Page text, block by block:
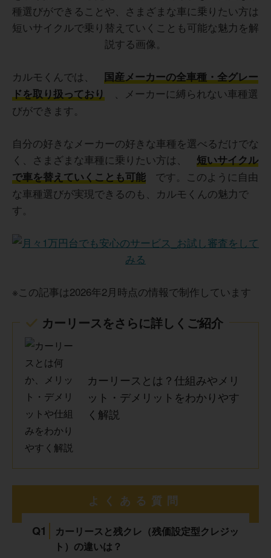
カルモくんでは、
国産メーカーの全車種・全グレー
ドを取り扱っており
、メーカーに縛られない車種選
びができます。
自分の好きなメーカーの好きな車種を選べるだけでな
く、さまざまな車種に乗りたい方は、
短いサイクル
で車を替えていくことも可能
です。このように自由
な車種選びが実現できるのも、カルモくんの魅力で
す。
※この記事は2026年2月時点の情報で制作しています
カーリースをさらに詳しくご紹介
カーリースとは？仕組みやメリ
ット・デメリットをわかりやす
く解説
よくある質問
Q1
カーリースと残クレ（残価設定型クレジッ
ト）の違いは？